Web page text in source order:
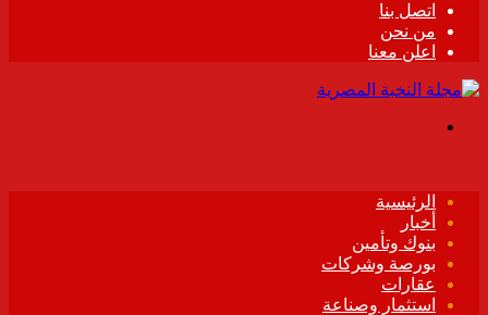
اتصل بنا
من نحن
اعلن معنا
الرئيسية
أخبار
بنوك وتأمين
بورصة وشركات
عقارات
استثمار وصناعة